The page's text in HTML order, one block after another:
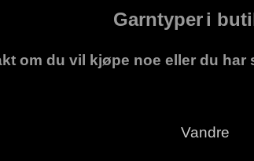
Garntyper i
om du vil kjøpe noe eller du
Vandre